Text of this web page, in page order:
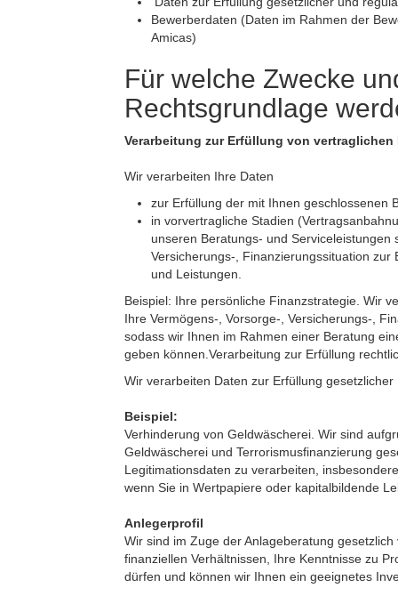
Bewerberdaten (Daten im Rahmen der
Amicas)
Für welche Zwecke
Rechtsgrundlage
Verarbeitung zur Erfüllung von vertraglichen
Wir verarbeiten Ihre Daten
zur Erfüllung der mit Ihnen geschlossenen
in vorvertragliche Stadien
unseren Beratungs- und
Versicherungs-, Finanzierungssituation zur
und Leistungen.
Beispiel: Ihre persönliche Finanzstrategie. Wir
Ihre Vermögens-, Vorsorge-, Versicherungs-,
sodass wir Ihnen im Rahmen einer Beratung
geben können.Verarbeitung zur Erfüllung
Wir verarbeiten Daten zur Erfüllung
Beispiel:
Verhinderung von Geldwäscherei. Wir sind
Geldwäscherei und Terrorismusfinanzierung
Legitimationsdaten zu verarbeiten,
wenn Sie in Wertpapiere oder kapitalbildende
Anlegerprofil
Wir sind im Zuge der Anlageberatung
finanziellen Verhältnissen, Ihre Kenntnisse zu
dürfen und können wir Ihnen ein geeignetes